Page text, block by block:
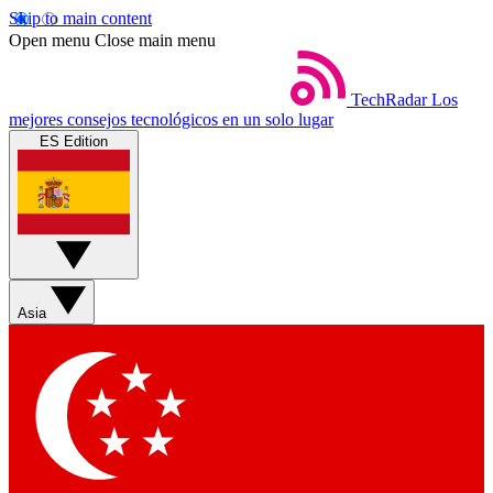
Skip to main content
Open menu Close main menu
TechRadar Los
mejores consejos tecnológicos en un solo lugar
ES Edition
Asia